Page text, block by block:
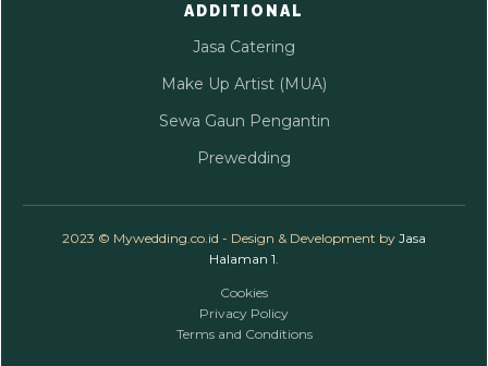
ADDITIONAL
Jasa Catering
Make Up Artist (MUA)
Sewa Gaun Pengantin
Prewedding
2023 © Mywedding.co.id - Design & Development by Jasa
Halaman 1
Cookies
Privacy Policy
Terms and Conditions